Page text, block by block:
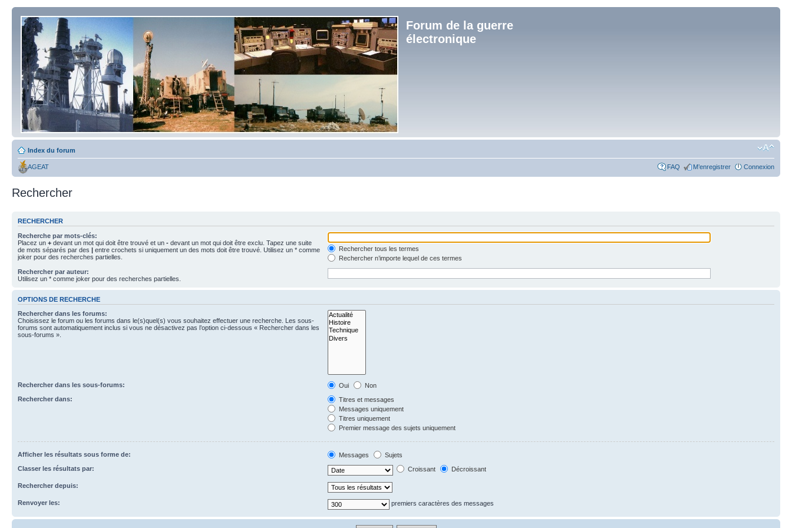
Forum de la guerre
électronique
Index du forum
AGEAT FAQ M’enregistrer Connexion
Rechercher
RECHERCHER
Recherche par mots-clés:
Placez un + devant un mot qui doit être trouvé et un - devant un mot qui doit être exclu. Tapez une suite
de mots séparés par des | entre crochets si uniquement un des mots doit être trouvé. Utilisez un * comme
joker pour des recherches partielles.
Rechercher tous les termes
Rechercher n’importe lequel de ces termes
Rechercher par auteur:
Utilisez un * comme joker pour des recherches partielles.
OPTIONS DE RECHERCHE
Rechercher dans les forums:
Choisissez le forum ou les forums dans le(s)quel(s) vous souhaitez effectuer une recherche. Les sous-
forums sont automatiquement inclus si vous ne désactivez pas l’option ci-dessous « Rechercher dans les
sous-forums ».
Rechercher dans les sous-forums: Oui
Non
Rechercher dans:
Titres et messages
Messages uniquement
Titres uniquement
Premier message des sujets uniquement
Afficher les résultats sous forme de: Messages
Sujets
Classer les résultats par:
Croissant Décroissant
Rechercher depuis:
Renvoyer les: premiers caractères des messages